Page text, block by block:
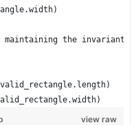
the invariant
view raw